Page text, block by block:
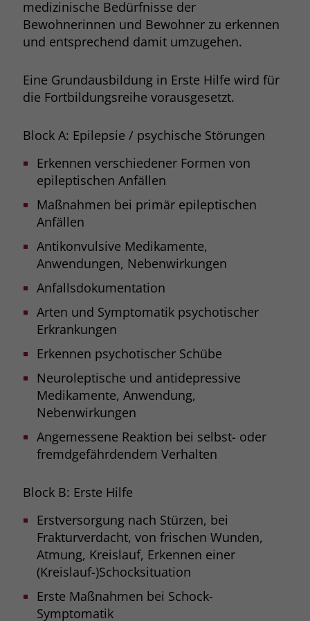
medizinische Bedürfnisse der
Bewohnerinnen und Bewohner zu erkennen
und entsprechend damit umzugehen.
Eine Grundausbildung in Erste Hilfe wird für
die Fortbildungsreihe vorausgesetzt.
Block A: Epilepsie / psychische Störungen
Erkennen verschiedener Formen von
epileptischen Anfällen
Maßnahmen bei primär epileptischen
Anfällen
Antikonvulsive Medikamente,
Anwendungen, Nebenwirkungen
Anfallsdokumentation
Arten und Symptomatik psychotischer
Erkrankungen
Erkennen psychotischer Schübe
Neuroleptische und antidepressive
Medikamente, Anwendung,
Nebenwirkungen
Angemessene Reaktion bei selbst- oder
fremdgefährdendem Verhalten
Block B: Erste Hilfe
Erstversorgung nach Stürzen, bei
Frakturverdacht, von frischen Wunden,
Atmung, Kreislauf, Erkennen einer
(Kreislauf-)Schocksituation
Erste Maßnahmen bei Schock-
Symptomatik
Name PHPSESSID
Laufzeit Session
Zweck
allen Seitenanfragen bei.
Zweck
Browsers und die Einstellungen
exklusiv für diese Website zu speichern.
Dadurch wird gewährleistet, dass
derselben Website durchgeführt
werden, mit derselben
Benutzerkennung verknüpft werden.
Anbieter www.clarity.ms
Laufzeit 1 Jahr
Zweck
um die Seitenaufrufe eines Benutzers
zu speichern und in einer einzigen
Sitzungsaufzeichnung